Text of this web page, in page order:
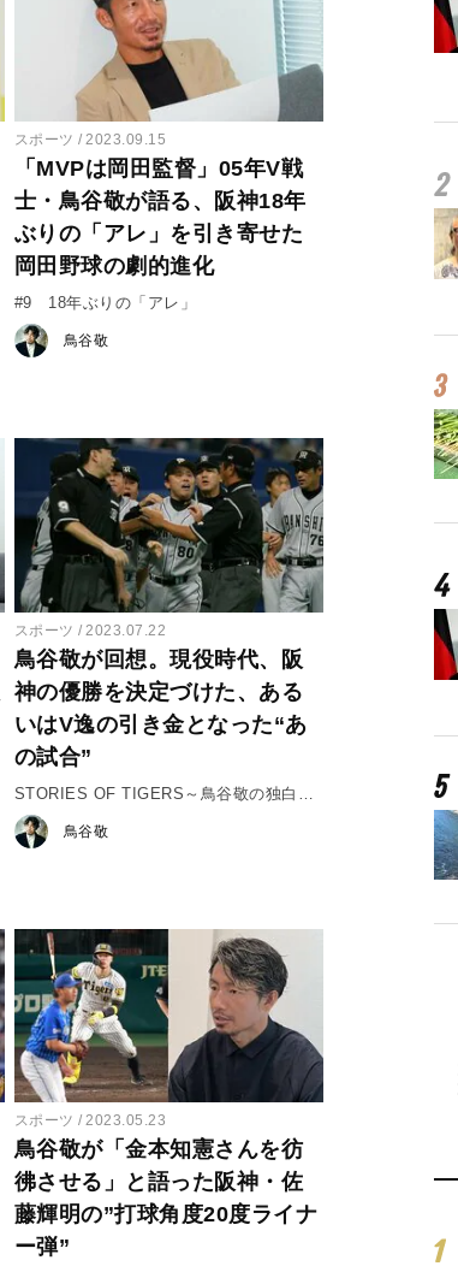
スポーツ 2023.09.15
「MVPは岡田監督」05年V戦
士・鳥谷敬が語る、阪神18年
ぶりの「アレ」を引き寄せた
岡田野球の劇的進化
#9 18年ぶりの「アレ」
鳥谷敬
スポーツ 2023.07.22
鳥谷敬が回想。現役時代、阪
神の優勝を決定づけた、ある
いはV逸の引き金となった“あ
の試合”
STORIES OF TIGERS～鳥谷敬の独白～
♯６「シーズンの流れを左右する試合」
鳥谷敬
スポーツ 2023.05.23
鳥谷敬が「金本知憲さんを彷
彿させる」と語った阪神・佐
藤輝明の”打球角度20度ライナ
ー弾”